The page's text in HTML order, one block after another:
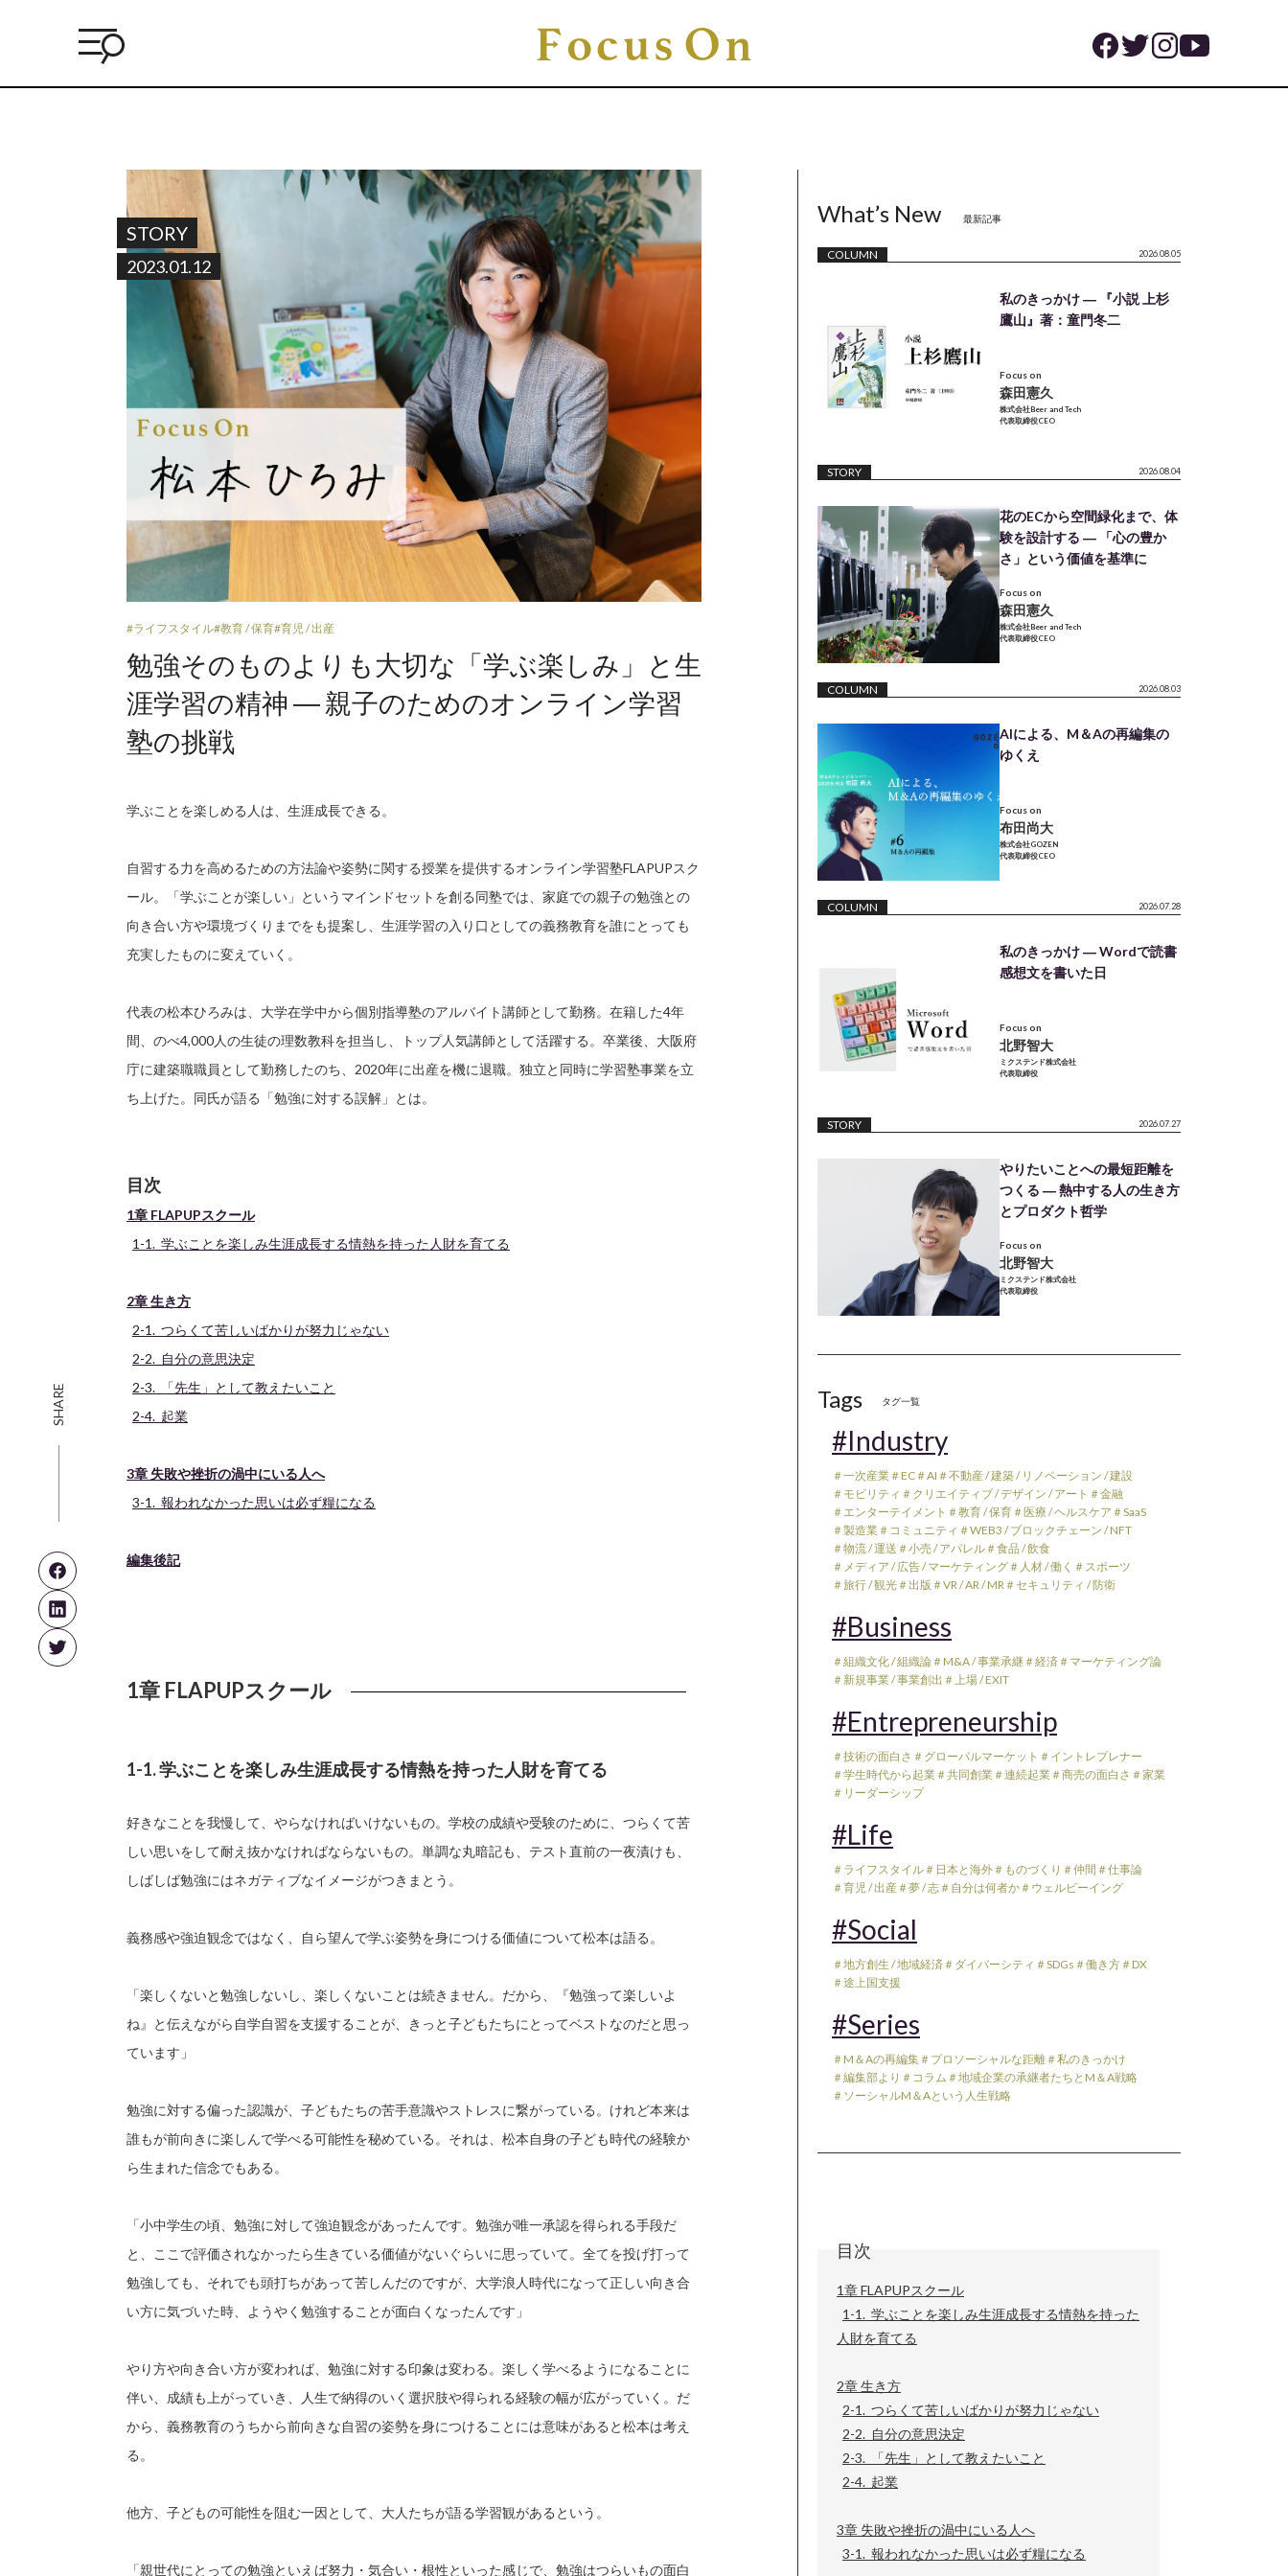
STORY
2023.01.12
#ライフスタイル#教育 / 保育#育児 / 出産
勉強そのものよりも大切な「学ぶ楽しみ」と生
涯学習の精神 ― 親子のためのオンライン学習
塾の挑戦
学ぶことを楽しめる人は、生涯成長できる。
自習する力を高めるための方法論や姿勢に関する授業を提供するオンライン学習塾FLAPUPスク
ール。「学ぶことが楽しい」というマインドセットを創る同塾では、家庭での親子の勉強との
向き合い方や環境づくりまでをも提案し、生涯学習の入り口としての義務教育を誰にとっても
充実したものに変えていく。
代表の松本ひろみは、大学在学中から個別指導塾のアルバイト講師として勤務。在籍した4年
間、のべ4,000人の生徒の理数教科を担当し、トップ人気講師として活躍する。卒業後、大阪府
庁に建築職職員として勤務したのち、2020年に出産を機に退職。独立と同時に学習塾事業を立
ち上げた。同氏が語る「勉強に対する誤解」とは。
目次
1章 FLAPUPスクール
1-1. 学ぶことを楽しみ生涯成長する情熱を持った人財を育てる
2章 生き方
2-1. つらくて苦しいばかりが努力じゃない
2-2. 自分の意思決定
2-3. 「先生」として教えたいこと
2-4. 起業
3章 失敗や挫折の渦中にいる人へ
3-1. 報われなかった思いは必ず糧になる
編集後記
1章 FLAPUPスクール
1-1. 学ぶことを楽しみ生涯成長する情熱を持った人財を育てる
好きなことを我慢して、やらなければいけないもの。学校の成績や受験のために、つらくて苦
しい思いをして耐え抜かなければならないもの。単調な丸暗記も、テスト直前の一夜漬けも、
しばしば勉強にはネガティブなイメージがつきまとう。
義務感や強迫観念ではなく、自ら望んで学ぶ姿勢を身につける価値について松本は語る。
「楽しくないと勉強しないし、楽しくないことは続きません。だから、『勉強って楽しいよ
ね』と伝えながら自学自習を支援することが、きっと子どもたちにとってベストなのだと思っ
ています」
勉強に対する偏った認識が、子どもたちの苦手意識やストレスに繋がっている。けれど本来は
誰もが前向きに楽しんで学べる可能性を秘めている。それは、松本自身の子ども時代の経験か
ら生まれた信念でもある。
「小中学生の頃、勉強に対して強迫観念があったんです。勉強が唯一承認を得られる手段だ
と、ここで評価されなかったら生きている価値がないぐらいに思っていて。全てを投げ打って
勉強しても、それでも頭打ちがあって苦しんだのですが、大学浪人時代になって正しい向き合
い方に気づいた時、ようやく勉強することが面白くなったんです」
やり方や向き合い方が変われば、勉強に対する印象は変わる。楽しく学べるようになることに
伴い、成績も上がっていき、人生で納得のいく選択肢や得られる経験の幅が広がっていく。だ
から、義務教育のうちから前向きな自習の姿勢を身につけることには意味があると松本は考え
る。
他方、子どもの可能性を阻む一因として、大人たちが語る学習観があるという。
「親世代にとっての勉強といえば努力・気合い・根性といった感じで、勉強はつらいもの面白
What’s New 最新記事
COLUMN 2026.08.05
私のきっかけ ― 『小説 上杉
鷹山』著：童門冬二
Focus on
森田憲久
株式会社Beer and Tech
代表取締役CEO
STORY 2026.08.04
花のECから空間緑化まで、体
験を設計する ― 「心の豊か
さ」という価値を基準に
Focus on
森田憲久
株式会社Beer and Tech
代表取締役CEO
COLUMN 2026.08.03
AIによる、M＆Aの再編集の
ゆくえ
Focus on
布田尚大
株式会社GOZEN
代表取締役CEO
COLUMN 2026.07.28
私のきっかけ ― Wordで読書
感想文を書いた日
Focus on
北野智大
ミクステンド株式会社
代表取締役
STORY 2026.07.27
やりたいことへの最短距離を
つくる ― 熱中する人の生き方
とプロダクト哲学
Focus on
北野智大
ミクステンド株式会社
代表取締役
Tags タグ一覧
#Industry
＃一次産業 ＃EC ＃AI ＃不動産 / 建築 / リノベーション / 建設
＃モビリティ ＃クリエイティブ / デザイン / アート ＃金融
＃エンターテイメント ＃教育 / 保育 ＃医療 / ヘルスケア ＃SaaS
＃製造業 ＃コミュニティ ＃WEB3 / ブロックチェーン / NFT
＃物流 / 運送 ＃小売 / アパレル ＃食品 / 飲食
＃メディア / 広告 / マーケティング ＃人材 / 働く ＃スポーツ
＃旅行 / 観光 ＃出版 ＃VR / AR / MR ＃セキュリティ / 防衛
#Business
＃組織文化 / 組織論 ＃M&A / 事業承継 ＃経済 ＃マーケティング論
＃新規事業 / 事業創出 ＃上場 / EXIT
#Entrepreneurship
＃技術の面白さ ＃グローバルマーケット ＃イントレプレナー
＃学生時代から起業 ＃共同創業 ＃連続起業 ＃商売の面白さ ＃家業
＃リーダーシップ
#Life
＃ライフスタイル ＃日本と海外 ＃ものづくり ＃仲間 ＃仕事論
＃育児 / 出産 ＃夢 / 志 ＃自分は何者か ＃ウェルビーイング
#Social
＃地方創生 / 地域経済 ＃ダイバーシティ ＃SDGs ＃働き方 ＃DX
＃途上国支援
#Series
＃M＆Aの再編集 ＃プロソーシャルな距離 ＃私のきっかけ
＃編集部より ＃コラム ＃地域企業の承継者たちとM＆A戦略
＃ソーシャルM＆Aという人生戦略
目次
1章 FLAPUPスクール
1-1. 学ぶことを楽しみ生涯成長する情熱を持った
人財を育てる
2章 生き方
2-1. つらくて苦しいばかりが努力じゃない
2-2. 自分の意思決定
2-3. 「先生」として教えたいこと
2-4. 起業
3章 失敗や挫折の渦中にいる人へ
3-1. 報われなかった思いは必ず糧になる
SHARE